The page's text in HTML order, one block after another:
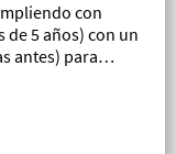
con
5 años) con un
antes) para
escrotal por